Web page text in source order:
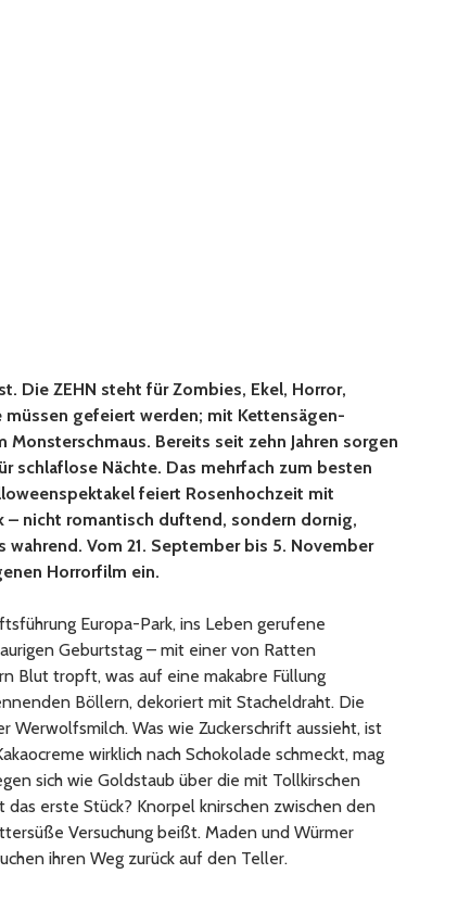
Die ZEHN steht für Zombies, Ekel, Horror,
gefeiert werden; mit Kettensägen-
Bereits seit zehn Jahren sorgen
schlaflose Nächte. Das mehrfach zum besten
feiert Rosenhochzeit mit
– nicht romantisch duftend, sondern dornig,
wahrend. Vom 21. September bis 5. November
Horrorfilm ein.
Europa-Park, ins Leben gerufene
Geburtstag – mit einer von Ratten
Blut tropft, was auf eine makabre Füllung
Böllern, dekoriert mit Stacheldraht. Die
Was wie Zuckerschrift aussieht, ist
wirklich nach Schokolade schmeckt, mag
sich wie Goldstaub über die mit Tollkirschen
erste Stück? Knorpel knirschen zwischen den
Versuchung beißt. Maden und Würmer
ihren Weg zurück auf den Teller.